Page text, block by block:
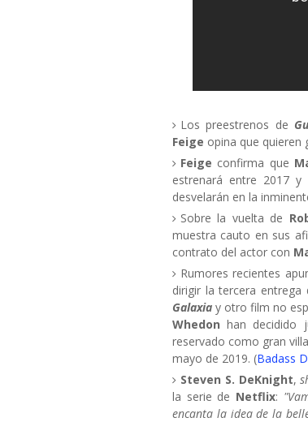
Los preestrenos de
Feige opina que quieren
Feige confirma que
estrenará entre 2017
desvelarán en la
Sobre la vuelta de
muestra cauto en sus
contrato del actor con
Rumores recientes
dirigir la tercera
Galaxia y otro film no
Whedonhan decidido
reservado como gran
mayo de 2019. (Badass
Steven S. DeKnight,
la serie de Netflix:
encanta la idea de la